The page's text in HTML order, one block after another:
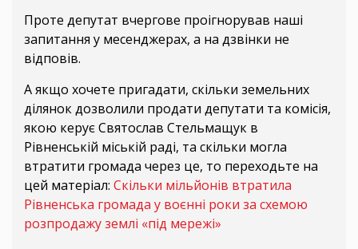
Проте депутат вчергове проігнорував наші
запитання у месенджерах, а на дзвінки не
відповів.
А якщо хочете пригадати, скільки земельних
ділянок дозволили продати депутати та комісія,
якою керує Святослав Стельмащук в
Рівненській міській раді, та скільки могла
втратити громада через це, то переходьте на
цей матеріал: Скільки мільйонів втратила
Рівненська громада у воєнні роки за схемою
розпродажу землі «під мережі»